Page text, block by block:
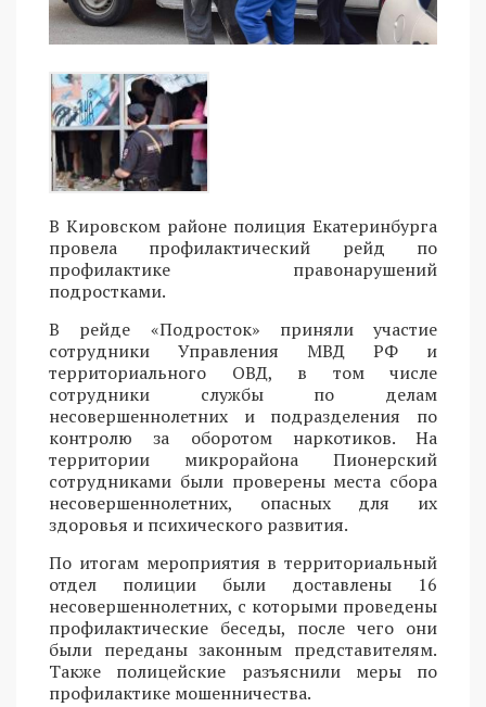
В Кировском районе полиция Екатеринбурга
провела профилактический рейд по
профилактике правонарушений
подростками.
В рейде «Подросток» приняли участие
сотрудники Управления МВД РФ и
территориального ОВД, в том числе
сотрудники службы по делам
несовершеннолетних и подразделения по
контролю за оборотом наркотиков. На
территории микрорайона Пионерский
сотрудниками были проверены места сбора
несовершеннолетних, опасных для их
здоровья и психического развития.
По итогам мероприятия в территориальный
отдел полиции были доставлены 16
несовершеннолетних, с которыми проведены
профилактические беседы, после чего они
были переданы законным представителям.
Также полицейские разъяснили меры по
профилактике мошенничества.